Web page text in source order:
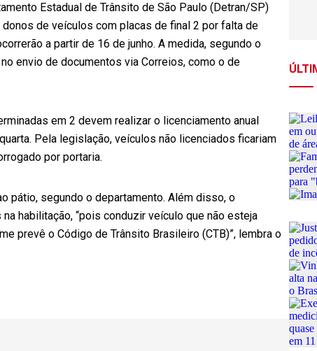
Estadual de Trânsito de São Paulo (Detran/SP)
de veículos com placas de final 2 por falta de
a partir de 16 de junho. A medida, segundo o
envio de documentos via Correios, como o de
em 2 devem realizar o licenciamento anual
Pela legislação, veículos não licenciados ficariam
por portaria.
pátio, segundo o departamento. Além disso, o
habilitação, “pois conduzir veículo que não esteja
prevê o Código de Trânsito Brasileiro (CTB)”, lembra o